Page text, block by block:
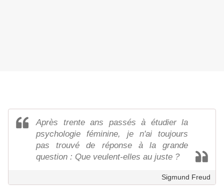
Après trente ans passés à étudier la
psychologie féminine, je n'ai toujours
pas trouvé de réponse à la grande
question : Que veulent-elles au juste ?
Sigmund Freud